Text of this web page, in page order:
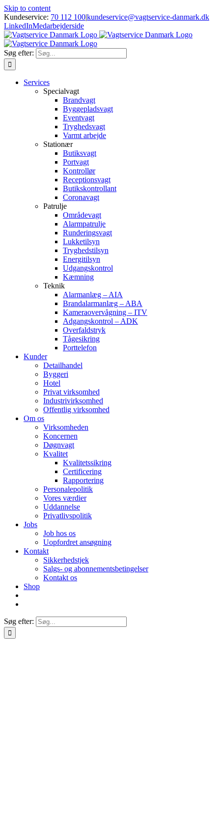
Skip to content
Kundeservice: 70 112 100|kundeservice@vagtservice-danmark.dk
LinkedInMedarbejderside
Søg efter:
Services
Specialvagt
Brandvagt
Byggepladsvagt
Eventvagt
Tryghedsvagt
Varmt arbejde
Stationær
Butiksvagt
Portvagt
Kontrollør
Receptionsvagt
Butikskontrollant
Coronavagt
Patrulje
Områdevagt
Alarmpatrulje
Runderingsvagt
Lukketilsyn
Tryghedstilsyn
Energitilsyn
Udgangskontrol
Kæmning
Teknik
Alarmanlæg – AIA
Brandalarmanlæg – ABA
Kameraovervågning – ITV
Adgangskontrol – ADK
Overfaldstryk
Tågesikring
Porttelefon
Kunder
Detailhandel
Byggeri
Hotel
Privat virksomhed
Industrivirksomhed
Offentlig virksomhed
Om os
Virksomheden
Koncernen
Døgnvagt
Kvalitet
Kvalitetssikring
Certificering
Rapportering
Personalepolitik
Vores værdier
Uddannelse
Privatlivspolitik
Jobs
Job hos os
Uopfordret ansøgning
Kontakt
Sikkerhedstjek
Salgs- og abonnementsbetingelser
Kontakt os
Shop
Søg efter: